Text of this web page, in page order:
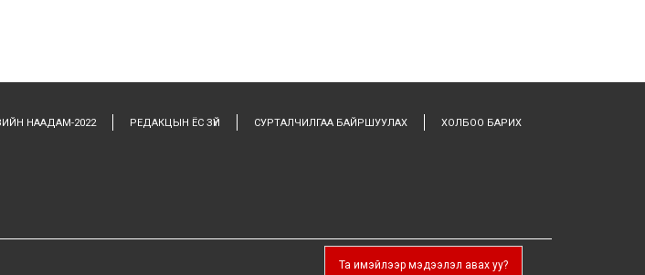
НААДАМ-2022 РЕДАКЦЫН ЁС ЗҮЙ СУРТАЛЧИЛГАА БАЙРШУУЛАХ ХОЛБОО БАРИХ
Та имэйлээр мэдээлэл авах уу?